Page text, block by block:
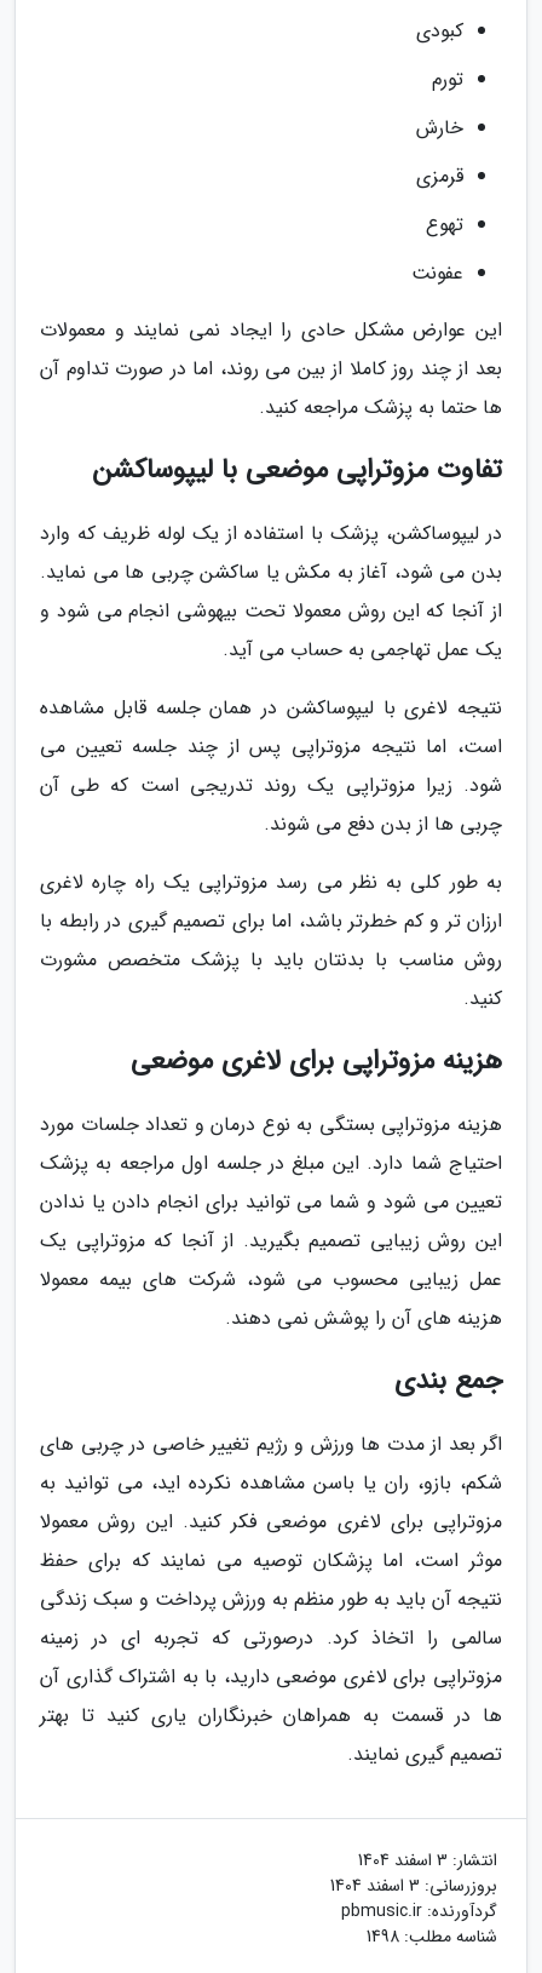
کبودی
تورم
خارش
قرمزی
تهوع
عفونت
این عوارض مشکل حادی را ایجاد نمی نمایند و معمولات
بعد از چند روز کاملا از بین می روند، اما در صورت تداوم آن
ها حتما به پزشک مراجعه کنید.
تفاوت مزوتراپی موضعی با لیپوساکشن
در لیپوساکشن، پزشک با استفاده از یک لوله ظریف که وارد
بدن می شود، آغاز به مکش یا ساکشن چربی ها می نماید.
از آنجا که این روش معمولا تحت بیهوشی انجام می شود و
یک عمل تهاجمی به حساب می آید.
نتیجه لاغری با لیپوساکشن در همان جلسه قابل مشاهده
است، اما نتیجه مزوتراپی پس از چند جلسه تعیین می
شود. زیرا مزوتراپی یک روند تدریجی است که طی آن
چربی ها از بدن دفع می شوند.
به طور کلی به نظر می رسد مزوتراپی یک راه چاره لاغری
ارزان تر و کم خطرتر باشد، اما برای تصمیم گیری در رابطه با
روش مناسب با بدنتان باید با پزشک متخصص مشورت
کنید.
هزینه مزوتراپی برای لاغری موضعی
هزینه مزوتراپی بستگی به نوع درمان و تعداد جلسات مورد
احتیاج شما دارد. این مبلغ در جلسه اول مراجعه به پزشک
تعیین می شود و شما می توانید برای انجام دادن یا ندادن
این روش زیبایی تصمیم بگیرید. از آنجا که مزوتراپی یک
عمل زیبایی محسوب می شود، شرکت های بیمه معمولا
هزینه های آن را پوشش نمی دهند.
جمع بندی
اگر بعد از مدت ها ورزش و رژیم تغییر خاصی در چربی های
شکم، بازو، ران یا باسن مشاهده نکرده اید، می توانید به
مزوتراپی برای لاغری موضعی فکر کنید. این روش معمولا
موثر است، اما پزشکان توصیه می نمایند که برای حفظ
نتیجه آن باید به طور منظم به ورزش پرداخت و سبک زندگی
سالمی را اتخاذ کرد. درصورتی که تجربه ای در زمینه
مزوتراپی برای لاغری موضعی دارید، با به اشتراک گذاری آن
ها در قسمت به همراهان خبرنگاران یاری کنید تا بهتر
تصمیم گیری نمایند.
انتشار: 3 اسفند 1404
بروزرسانی: 3 اسفند 1404
گردآورنده: pbmusic.ir
شناسه مطلب: 1498